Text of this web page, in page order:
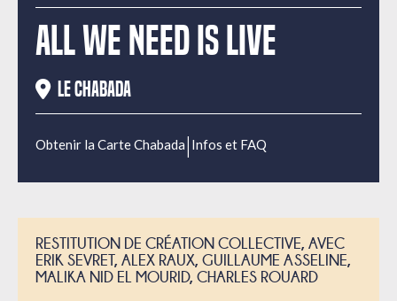
All We Need Is Live
Le Chabada
Obtenir la Carte Chabada| Infos et FAQ
RESTITUTION DE CRÉATION COLLECTIVE, AVEC
ERIK SEVRET, ALEX RAUX, GUILLAUME ASSELINE,
MALIKA NID EL MOURID, CHARLES ROUARD